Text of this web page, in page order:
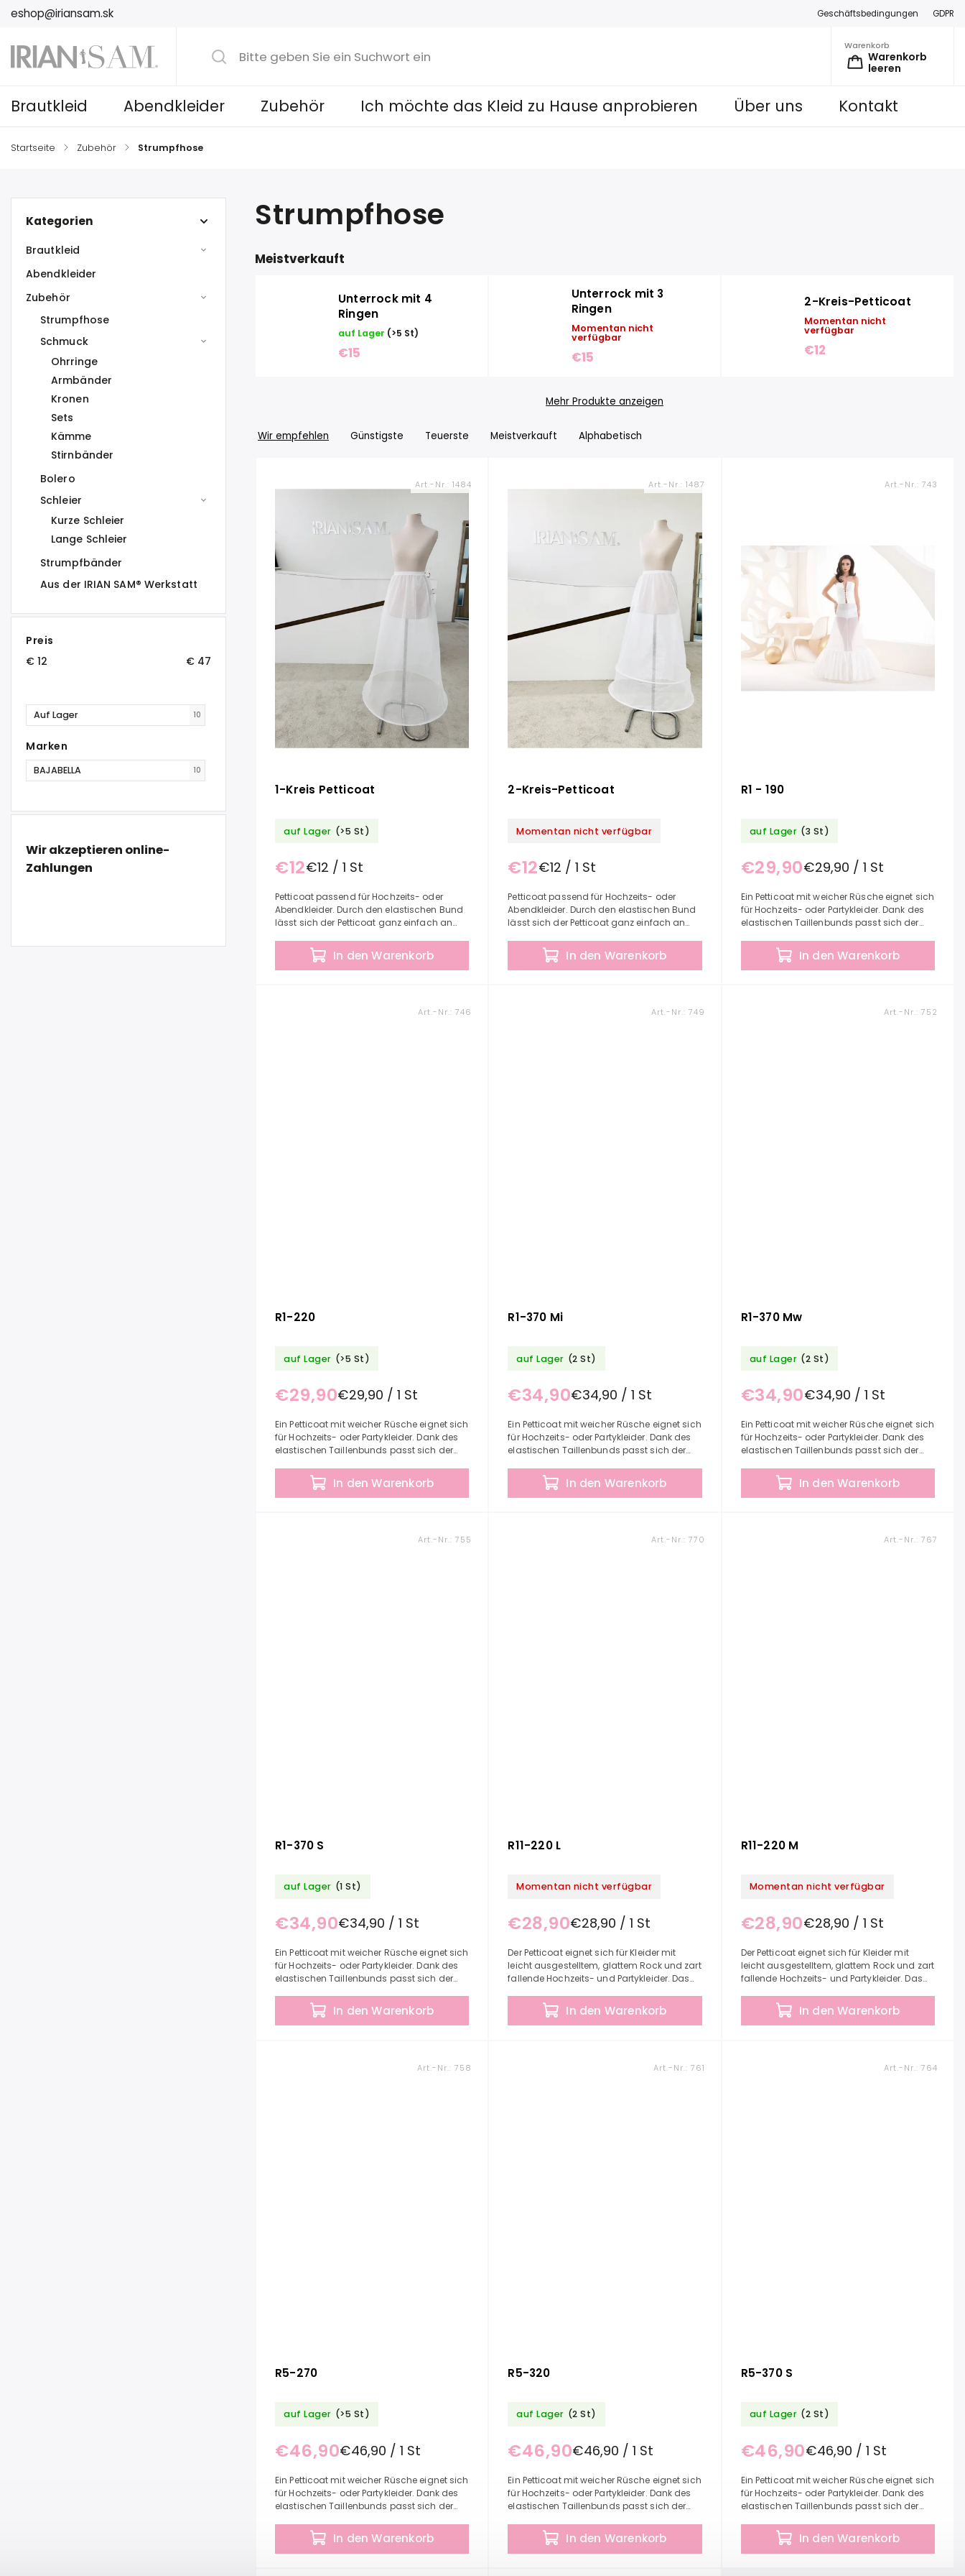
eshop@iriansam.sk Geschäftsbedingungen GDPR
Warenkorb
Warenkorb
leeren
Brautkleid Abendkleider Zubehör Ich möchte das Kleid zu Hause anprobieren Über uns Kontakt
Startseite / Zubehör / Strumpfhose
Kategorien
Brautkleid
Abendkleider
Zubehör
Strumpfhose
Schmuck
Ohrringe
Armbänder
Kronen
Sets
Kämme
Stirnbänder
Bolero
Schleier
Kurze Schleier
Lange Schleier
Strumpfbänder
Aus der IRIAN SAM® Werkstatt
Preis
€ 12 € 47
Auf Lager 10
Marken
BAJABELLA 10
Wir akzeptieren online-
Zahlungen
Strumpfhose
Meistverkauft
Unterrock mit 4
Ringen
auf Lager (>5 St)
€15
Unterrock mit 3
Ringen
Momentan nicht
verfügbar
€15
2-Kreis-Petticoat
Momentan nicht
verfügbar
€12
Mehr Produkte anzeigen
Wir empfehlen Günstigste Teuerste Meistverkauft Alphabetisch
1-Kreis Petticoat
auf Lager (>5 St)
€12€12 / 1 St
In den Warenkorb
Petticoat passend für Hochzeits- oder
Abendkleider. Durch den elastischen Bund
lässt sich der Petticoat ganz einfach an
Art.-Nr.:1484
2-Kreis-Petticoat
Momentan nicht verfügbar
€12€12 / 1 St
In den Warenkorb
Petticoat passend für Hochzeits- oder
Abendkleider. Durch den elastischen Bund
lässt sich der Petticoat ganz einfach an
Art.-Nr.: 1487
R1 - 190
auf Lager (3 St)
€29,90€29,90 / 1 St
In den Warenkorb
Ein Petticoat mit weicher Rüsche eignet sich
für Hochzeits- oder Partykleider. Dank des
elastischen Taillenbunds passt sich der
benötigte...
Art.-Nr.: 743
R1-220
auf Lager (>5 St)
€29,90€29,90 / 1 St
In den Warenkorb
Ein Petticoat mit weicher Rüsche eignet sich
für Hochzeits- oder Partykleider. Dank des
elastischen Taillenbunds passt sich der
benötigten...
Art.-Nr.:746
R1-370 Mi
auf Lager (2 St)
€34,90€34,90 / 1 St
In den Warenkorb
Ein Petticoat mit weicher Rüsche eignet sich
für Hochzeits- oder Partykleider. Dank des
elastischen Taillenbunds passt sich der
benötigten...
Art.-Nr.: 749
R1-370 Mw
auf Lager (2 St)
€34,90€34,90 / 1 St
In den Warenkorb
Ein Petticoat mit weicher Rüsche eignet sich
für Hochzeits- oder Partykleider. Dank des
elastischen Taillenbunds passt sich der
benötigten...
Art.-Nr.: 752
R1-370 S
auf Lager (1 St)
€34,90€34,90 / 1 St
In den Warenkorb
Ein Petticoat mit weicher Rüsche eignet sich
für Hochzeits- oder Partykleider. Dank des
elastischen Taillenbunds passt sich der
benötigten...
Art.-Nr.:755
R11-220 L
Momentan nicht verfügbar
€28,90€28,90 / 1 St
In den Warenkorb
Der Petticoat eignet sich für Kleider mit
leicht ausgestelltem, glattem Rock und zart
fallende Hochzeits- und Partykleider. Das
dass der...
Art.-Nr.: 770
R11-220 M
Momentan nicht verfügbar
€28,90€28,90 / 1 St
In den Warenkorb
Der Petticoat eignet sich für Kleider mit
leicht ausgestelltem, glattem Rock und zart
fallende Hochzeits- und Partykleider. Das
dass der...
Art.-Nr.: 767
R5-270
auf Lager (>5 St)
€46,90€46,90 / 1 St
In den Warenkorb
Ein Petticoat mit weicher Rüsche eignet sich
für Hochzeits- oder Partykleider. Dank des
elastischen Taillenbunds passt sich der
benötigten...
Art.-Nr.:758
R5-320
auf Lager (2 St)
€46,90€46,90 / 1 St
In den Warenkorb
Ein Petticoat mit weicher Rüsche eignet sich
für Hochzeits- oder Partykleider. Dank des
elastischen Taillenbunds passt sich der
benötigten...
Art.-Nr.: 761
R5-370 S
auf Lager (2 St)
€46,90€46,90 / 1 St
In den Warenkorb
Ein Petticoat mit weicher Rüsche eignet sich
für Hochzeits- oder Partykleider. Dank des
elastischen Taillenbunds passt sich der
benötigten...
Art.-Nr.: 764